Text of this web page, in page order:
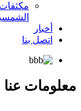
أخبار
اتصل بنا
معلومات عنا